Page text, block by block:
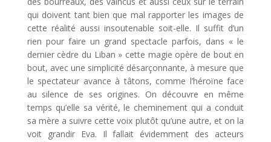
qui doivent tant bien que mal rapporter les images de
cette réalité aussi insoutenable soit-elle. Il suffit d’un
rien pour faire un grand spectacle parfois, dans « le
dernier cèdre du Liban » cette magie opère de bout en
bout, avec une simplicité désarçonnante, à mesure que
le spectateur avance à tâtons, comme l’héroïne face
au silence de ses origines. On découvre en même
temps qu’elle sa vérité, le cheminement qui a conduit
sa mère a suivre cette voix plutôt qu’une autre, et on la
voit grandir Eva. Il fallait évidemment des acteurs